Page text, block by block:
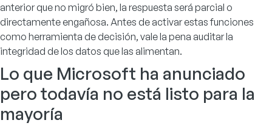
anterior que no migró bien, la respuesta será parcial o
directamente engañosa. Antes de activar estas funciones
como herramienta de decisión, vale la pena auditar la
integridad de los datos que las alimentan.
Lo que Microsoft ha anunciado
pero todavía no está listo para la
mayoría